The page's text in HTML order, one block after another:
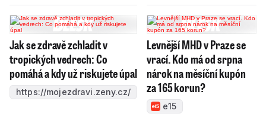
Jak se zdravě zchladit v
tropických vedrech: Co
pomáhá a kdy už riskujete úpal
https://mojezdravi.zeny.cz/
Levnější MHD v Praze se
vrací. Kdo má od srpna
nárok na měsíční kupón
za 165 korun?
e15